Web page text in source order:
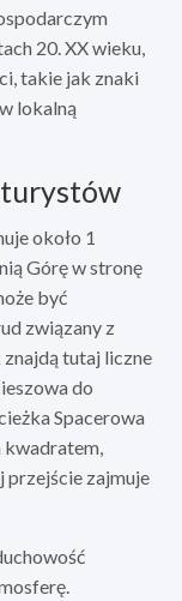
20. XX wieku,
takie jak znaki
lokalną
turystów
około 1
Górę w stronę
być
związany z
tutaj liczne
do
Spacerowa
kwadratem,
zajmuje